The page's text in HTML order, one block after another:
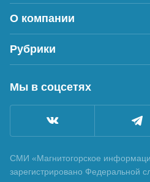
О компании
Рубрики
Мы в соцсетях
СМИ «Магнитогорское
зарегистрировано Федеральной